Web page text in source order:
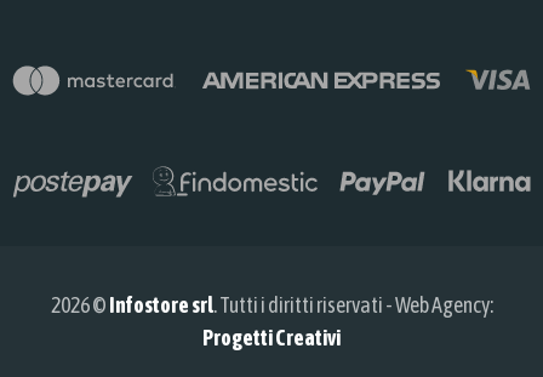
2026 ©Infostore srl. Tutti i diritti riservati - Web Agency:
Progetti Creativi